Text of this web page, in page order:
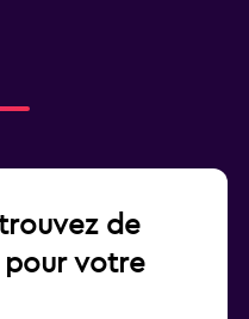
de
pour votre